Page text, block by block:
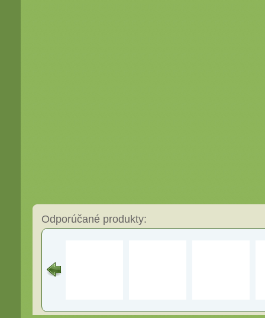
Odporúčané produkty: